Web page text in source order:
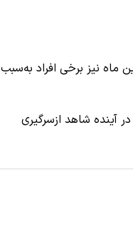
ماه نیز برخی افراد به‌سبب
آینده شاهد ازسرگیری